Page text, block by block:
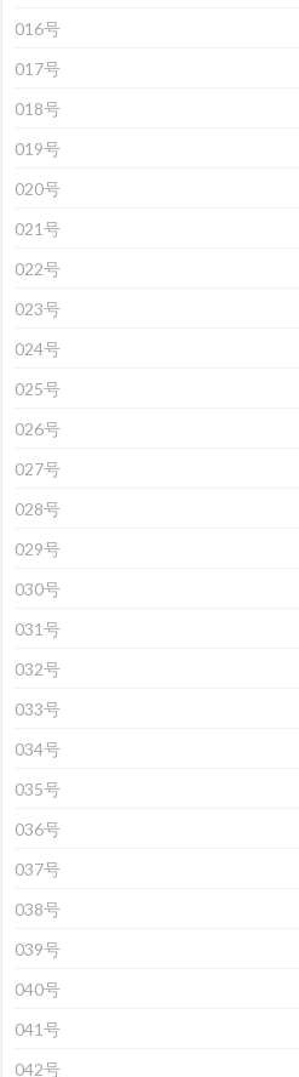
016号
017号
018号
019号
020号
021号
022号
023号
024号
025号
026号
027号
028号
029号
030号
031号
032号
033号
034号
035号
036号
037号
038号
039号
040号
041号
042号